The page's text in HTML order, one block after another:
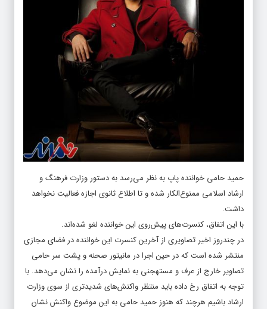
حمید حامی خواننده پاپ به نظر می‌رسد به دستور وزارت فرهنگ و
ارشاد اسلامی ممنوع‌الکار شده و تا اطلاع ثانوی اجازه فعالیت نخواهد
داشت.
با این اتفاق، کنسرت‌های پیش‌روی این خواننده لغو شده‌اند.
در چندروز اخیر تصاویری از آخرین کنسرت این خواننده در فضای مجازی
منتشر شده است که در حین اجرا در مانیتور صحنه و پشت سر حامی
تصاویر خارج از عرف و مستهجنی به نمایش درآمده را نشان می‌دهد. با
توجه به اتفاق رخ داده باید منتظر واکنش‌های شدیدتری از سوی وزارت
ارشاد باشیم هرچند که هنوز حمید حامی به این موضوع واکنش نشان